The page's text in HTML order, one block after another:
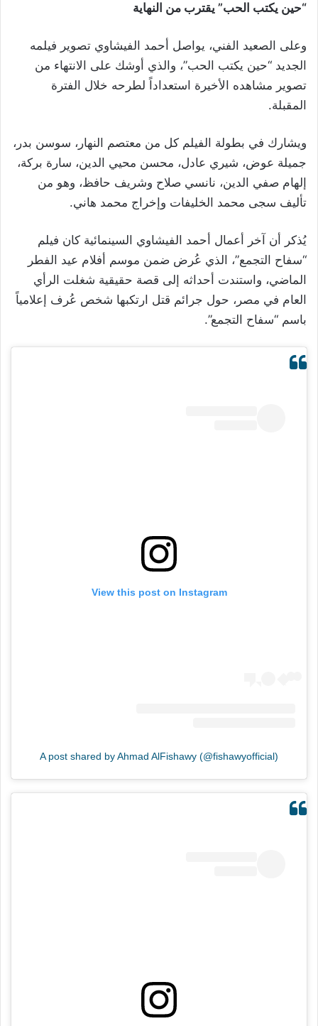
“حين يكتب الحب” يقترب من النهاية
وعلى الصعيد الفني، يواصل أحمد الفيشاوي تصوير فيلمه
الجديد “حين يكتب الحب”، والذي أوشك على الانتهاء من
تصوير مشاهده الأخيرة استعداداً لطرحه خلال الفترة
المقبلة.
ويشارك في بطولة الفيلم كل من معتصم النهار، سوسن بدر،
جميلة عوض، شيري عادل، محسن محيي الدين، سارة بركة،
إلهام صفي الدين، نانسي صلاح وشريف حافظ، وهو من
تأليف سجى محمد الخليفات وإخراج محمد هاني.
يُذكر أن آخر أعمال أحمد الفيشاوي السينمائية كان فيلم
“سفاح التجمع”، الذي عُرض ضمن موسم أفلام عيد الفطر
الماضي، واستندت أحداثه إلى قصة حقيقية شغلت الرأي
العام في مصر، حول جرائم قتل ارتكبها شخص عُرف إعلامياً
باسم “سفاح التجمع”.
View this post on Instagram
A post shared by Ahmad AlFishawy (@fishawyofficial)